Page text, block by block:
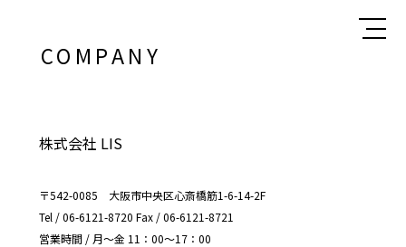
COMPANY
株式会社 LIS
〒542-0085 大阪市中央区心斎橋筋1-6-14-2F
Tel / 06-6121-8720 Fax / 06-6121-8721
営業時間 / 月～金 11：00～17：00